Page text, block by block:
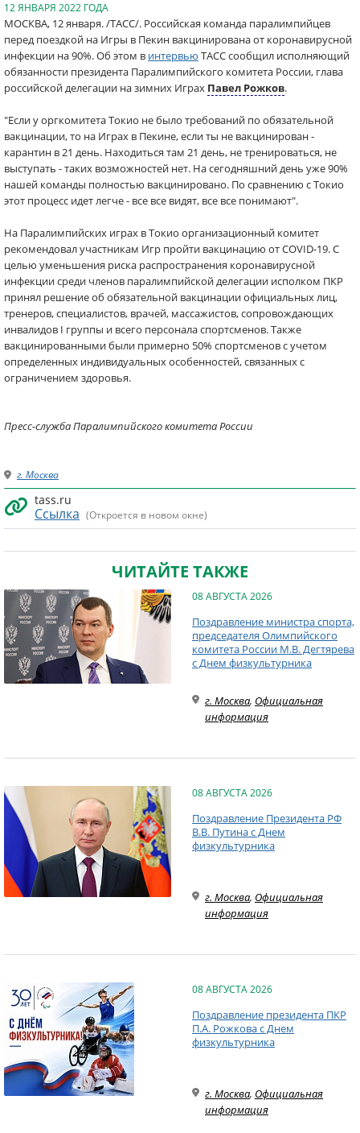
12 ЯНВАРЯ 2022 ГОДА
МОСКВА, 12 января. /ТАСС/. Российская команда паралимпийцев
перед поездкой на Игры в Пекин вакцинирована от коронавирусной
инфекции на 90%. Об этом в интервью ТАСС сообщил исполняющий
обязанности президента Паралимпийского комитета России, глава
российской делегации на зимних Играх Павел Рожков.
"Если у оргкомитета Токио не было требований по обязательной
вакцинации, то на Играх в Пекине, если ты не вакцинирован -
карантин в 21 день. Находиться там 21 день, не тренироваться, не
выступать - таких возможностей нет. На сегодняшний день уже 90%
нашей команды полностью вакцинировано. По сравнению с Токио
этот процесс идет легче - все все видят, все все понимают".
На Паралимпийских играх в Токио организационный комитет
рекомендовал участникам Игр пройти вакцинацию от COVID-19. С
целью уменьшения риска распространения коронавирусной
инфекции среди членов паралимпийской делегации исполком ПКР
принял решение об обязательной вакцинации официальных лиц,
тренеров, специалистов, врачей, массажистов, сопровождающих
инвалидов I группы и всего персонала спортсменов. Также
вакцинированными были примерно 50% спортсменов с учетом
определенных индивидуальных особенностей, связанных с
ограничением здоровья.
Пресс-служба Паралимпийского комитета России
г. Москва
tass.ru
Ссылка (Откроется в новом окне)
ЧИТАЙТЕ ТАКЖЕ
08 АВГУСТА 2026
Поздравление министра спорта,
председателя Олимпийского
комитета России М.В. Дегтярева
с Днем физкультурника
г. Москва, Официальная
информация
08 АВГУСТА 2026
Поздравление Президента РФ
В.В. Путина с Днем
физкультурника
г. Москва, Официальная
информация
08 АВГУСТА 2026
Поздравление президента ПКР
П.А. Рожкова с Днем
физкультурника
г. Москва, Официальная
информация